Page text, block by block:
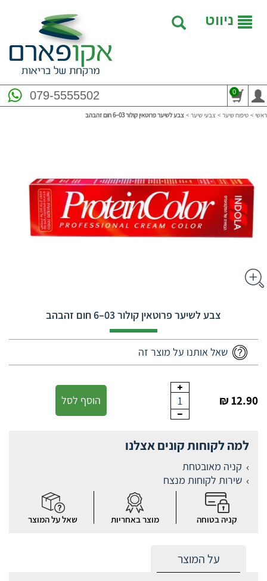
ניווט
079-5555502 0
ראשי > טיפוח שיער > צבעי שיער > צבע לשיער פרוטאין קולור ‎6–03 חום זהבהב
צבע לשיער פרוטאין קולור ‎6–03 חום זהבהב
שאל אותנו על מוצר זה
12.90 ₪
1 הוסף לסל
למה לקוחות קונים אצלנו
קניה מאובטחת
שירות לקוחות מנצח
קניה בטוחה מוצר באחריות שאל על המוצר
על המוצר